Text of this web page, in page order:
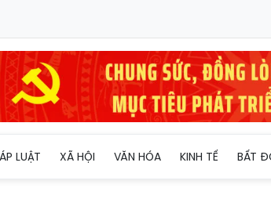
LUẬT XÃ HỘI VĂN HÓA KINH TẾ BẤT